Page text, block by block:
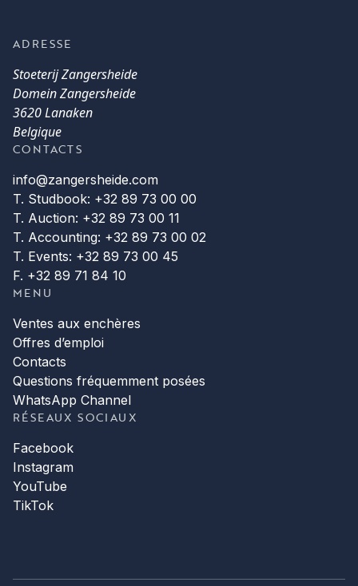
ADRESSE
Stoeterij Zangersheide
Domein Zangersheide
3620 Lanaken
Belgique
CONTACTS
info@zangersheide.com
T. Studbook: +32 89 73 00 00
T. Auction: +32 89 73 00 11
T. Accounting: +32 89 73 00 02
T. Events: +32 89 73 00 45
F. +32 89 71 84 10
MENU
Ventes aux enchères
Offres d’emploi
Contacts
Questions fréquemment posées
WhatsApp Channel
RÉSEAUX SOCIAUX
Facebook
Instagram
YouTube
TikTok